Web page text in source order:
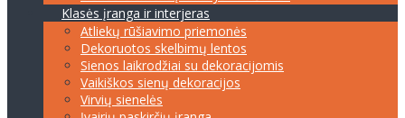
Klasės įranga ir interjeras
Atliekų rūšiavimo priemonės
Dekoruotos skelbimų lentos
Sienos laikrodžiai su dekoracijomis
Vaikiškos sienų dekoracijos
Virvių sienelės